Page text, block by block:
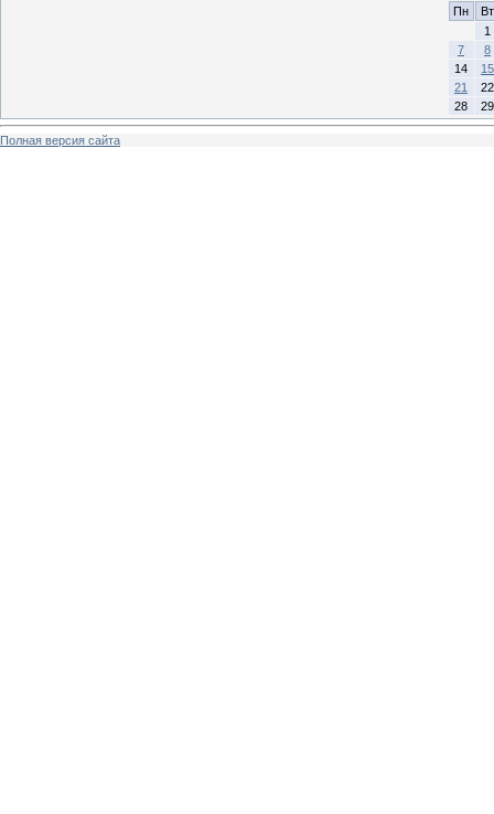
Пн
Вт
1
7
8
14
15
21
22
28
29
Полная версия сайта